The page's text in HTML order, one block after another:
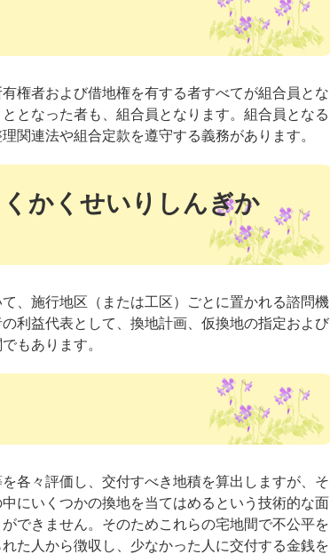
権者および借地権を有する者すべてが組合員とな
となった者も、組合員となります。組合員となる
関連法や組合定款を遵守する義務があります。
かくせいりしんぎか
、施行地区（または工区）ごとに置かれる諮問機
利益代表として、換地計画、仮換地の指定および
もあります。
各々評価し、交付すべき地積を算出しますが、そ
にいくつかの換地を当てはめるという技術的な面
できません。そのためこれらの宅地間で不公平を
た人から徴収し、少なかった人に交付する金銭を